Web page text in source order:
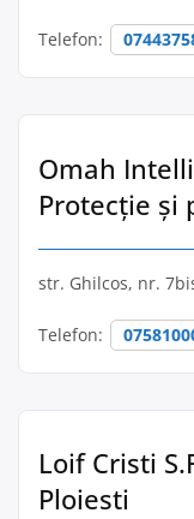
Telefon:
Omah
Protecție și
str. Ghilcos, nr.
Telefon:
Loif Cristi
Ploiesti